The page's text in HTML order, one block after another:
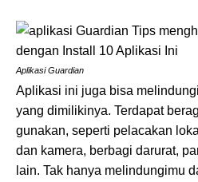
Aplikasi Guardian
Aplikasi ini juga bisa
yang dimilikinya. Terdapat
gunakan, seperti pelacakan
dan kamera, berbagi darurat,
lain. Tak hanya melindungimu